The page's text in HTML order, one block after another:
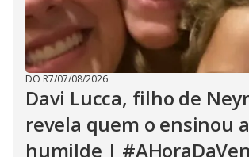
DO R7/07/08/2026
Davi Lucca, filho de
revela quem o ensinou
humilde |